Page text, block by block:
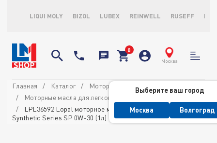
LIQUI MOLY BIZOL LUBEX REINWELL RUSEFF
Москва
Выберите ваш город
Москва Волгоград
Главная Каталог
Моторные масла
Моторные масла для легковых автомобилей
LPL36592 Lopal моторное масло 1 Advanced Fully
Synthetic Series SP 0W-30 (1л)